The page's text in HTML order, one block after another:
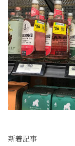
新着記事